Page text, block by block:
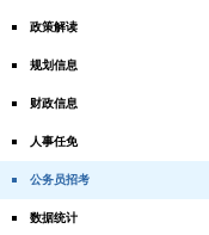
政策解读
规划信息
财政信息
人事任免
公务员招考
数据统计